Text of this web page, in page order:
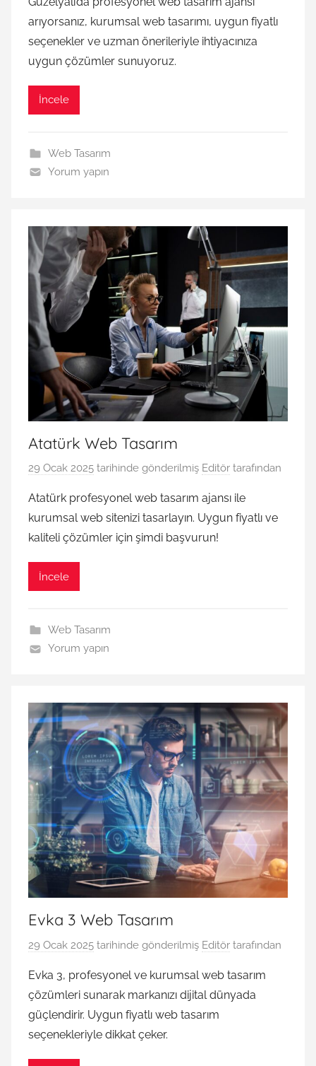
arıyorsanız, kurumsal web tasarımı, uygun fiyatlı
seçenekler ve uzman önerileriyle ihtiyacınıza
uygun çözümler sunuyoruz.
İncele
Web Tasarım
Yorum yapın
Atatürk Web Tasarım
29 Ocak 2025 tarihinde gönderilmiş Editör tarafından
Atatürk profesyonel web tasarım ajansı ile
kurumsal web sitenizi tasarlayın. Uygun fiyatlı ve
kaliteli çözümler için şimdi başvurun!
İncele
Web Tasarım
Yorum yapın
Evka 3 Web Tasarım
29 Ocak 2025 tarihinde gönderilmiş Editör tarafından
Evka 3, profesyonel ve kurumsal web tasarım
çözümleri sunarak markanızı dijital dünyada
güçlendirir. Uygun fiyatlı web tasarım
seçenekleriyle dikkat çeker.